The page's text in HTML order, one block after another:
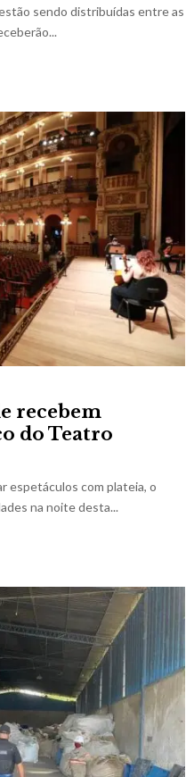
sendo distribuídas entre as
recebem
do Teatro
espetáculos com plateia, o
na noite desta...